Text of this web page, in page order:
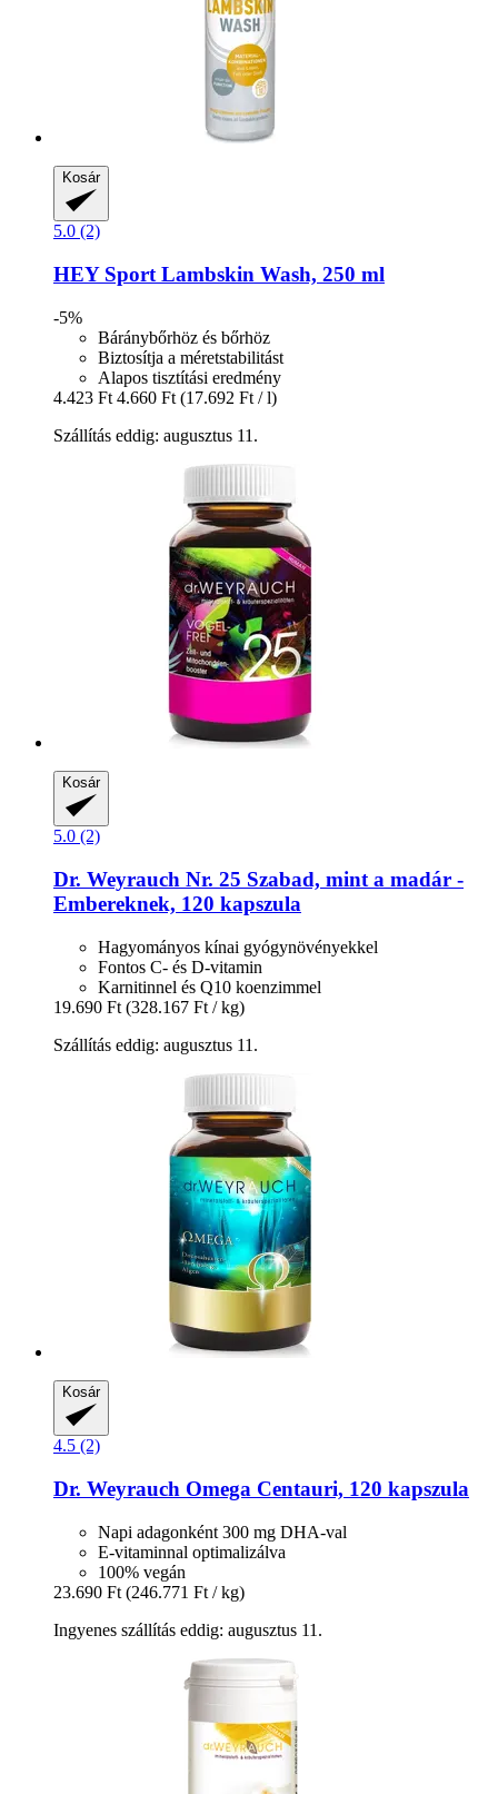
Kosár
5.0 (2)
HEY Sport Lambskin Wash, 250 ml
-5%
Báránybőrhöz és bőrhöz
Biztosítja a méretstabilitást
Alapos tisztítási eredmény
4.423 Ft 4.660 Ft (17.692 Ft / l)
Szállítás eddig: augusztus 11.
Kosár
5.0 (2)
Dr. Weyrauch Nr. 25 Szabad, mint a madár -​
Embereknek, 120 kapszula
Hagyományos kínai gyógynövényekkel
Fontos C- és D-vitamin
Karnitinnel és Q10 koenzimmel
19.690 Ft (328.167 Ft / kg)
Szállítás eddig: augusztus 11.
Kosár
4.5 (2)
Dr. Weyrauch Omega Centauri, 120 kapszula
Napi adagonként 300 mg DHA-val
E-vitaminnal optimalizálva
100% vegán
23.690 Ft (246.771 Ft / kg)
Ingyenes szállítás eddig: augusztus 11.